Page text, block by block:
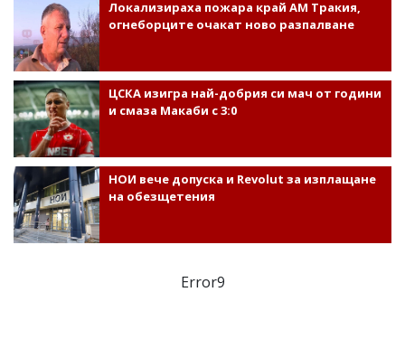
Локализираха пожара край АМ Тракия,
огнеборците очакат ново разпалване
ЦСКА изигра най-добрия си мач от години
и смаза Макаби с 3:0
НОИ вече допуска и Revolut за изплащане
на обезщетения
Error9